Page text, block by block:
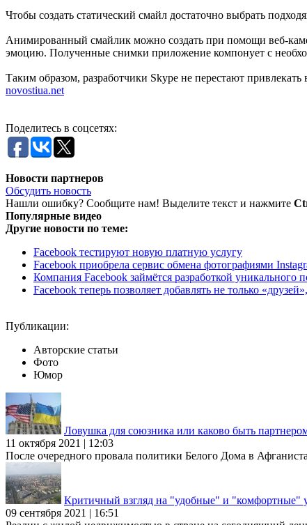
Чтобы создать статический смайл достаточно выбрать
Анимированный смайлик можно создать при помощи веб-
эмоцию. Полученные снимки приложение компонует с
Таким образом, разработчики Skype не перестают
novostiua.net
Поделитесь в соцсетях:
Новости партнеров
Обсудить новость
Нашли ошибку? Сообщите нам! Выделите текст и нажмите
Популярные видео
Другие новости по теме:
Facebook тестируют новую платную услугу
Facebook приобрела сервис обмена фотографиями
Компания Facebook займётся разработкой уникального
Facebook теперь позволяет добавлять не только
Публикации:
Авторские статьи
Фото
Юмор
Ловушка для союзника или каково быть
11 октября 2021 | 12:03
После очередного провала политики Белого Дома в
Критичный взгляд на "удобные" и "комфортные"
09 сентября 2021 | 16:51